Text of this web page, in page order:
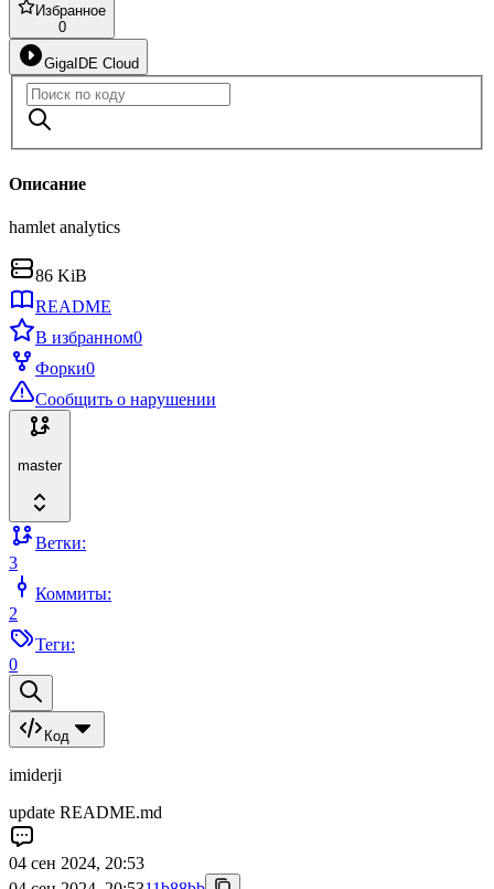
Избранное
0
GigaIDE Cloud
Описание
hamlet analytics
86 KiB
README
В избранном0
Форки0
Сообщить о нарушении
master
Ветки:
3
Коммиты:
2
Теги:
0
Код
imiderji
update README.md
04 сен 2024, 20:53